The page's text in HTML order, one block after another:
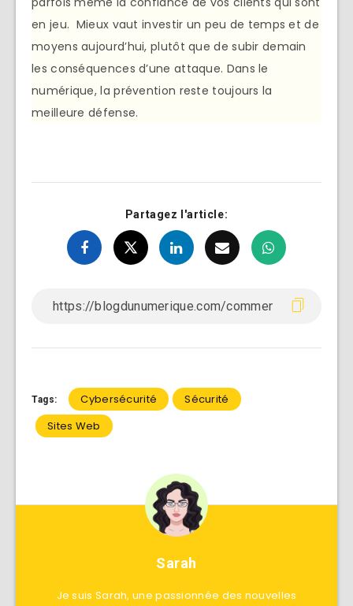
en jeu. Mieux vaut investir un peu de temps et de
moyens aujourd’hui, plutôt que de subir demain
les conséquences d’une attaque. Dans le
numérique, la prévention reste toujours la
meilleure défense.
Partagez l'article:
Tags: Cybersécurité
Sécurité
Sites Web
Sarah
Je suis Sarah, une passionnée des nouvelles